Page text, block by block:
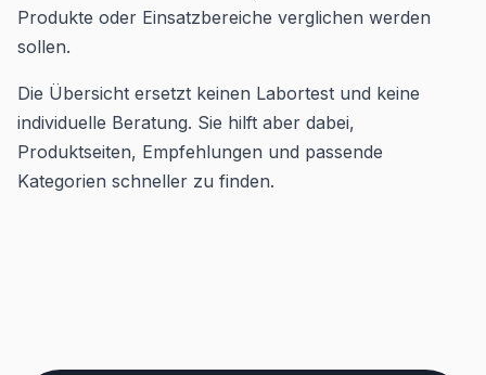
Produkte oder Einsatzbereiche verglichen werden
sollen.
Die Übersicht ersetzt keinen Labortest und keine
individuelle Beratung. Sie hilft aber dabei,
Produktseiten, Empfehlungen und passende
Kategorien schneller zu finden.